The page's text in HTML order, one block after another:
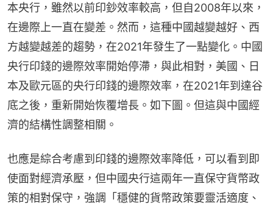
本央行，雖然以前印鈔效率較高，但自2008年以來，
在邊際上一直在變差。然而，這種中國越變越好、西
方越變越差的趨勢，在2021年發生了一點變化。中國
央行印錢的邊際效率開始停滯，與此相對，美國、日
本及歐元區的央行印錢的邊際效率，在2021年到達谷
底之後，重新開始恢覆增長。如下圖。但這與中國經
濟的結構性調整相關。
也應是綜合考慮到印錢的邊際效率降低，可以看到即
使面對經濟承壓，但中國央行這兩年一直保守貨幣政
策的相對保守，強調「穩健的貨幣政策要靈活適度、